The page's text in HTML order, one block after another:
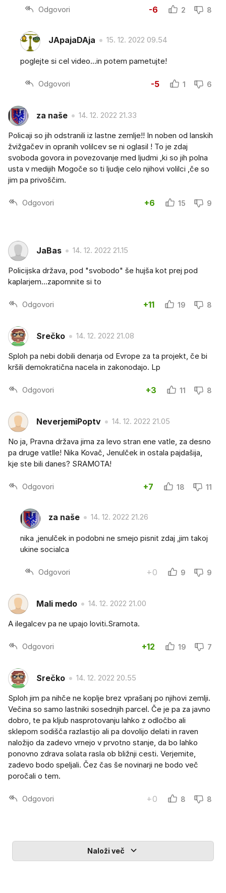
Odgovori -6 2 8
JApajaDAja 15. 12. 2022 09.54
poglejte si cel video...in potem pametujte!
Odgovori -5 1 6
za naše 14. 12. 2022 21.33
Policaji so jih odstranili iz lastne zemlje!! In noben od lanskih
žvižgačev in opranih volilcev se ni oglasil ! To je zdaj
svoboda govora in povezovanje med ljudmi ,ki so jih polna
usta v medijih Mogoče so ti ljudje celo njihovi volilci ,če so
jim pa privoščim.
Odgovori +6 15 9
JaBas 14. 12. 2022 21.15
Policijska država, pod "svobodo" še hujša kot prej pod
kaplarjem...zapomnite si to
Odgovori +11 19 8
Srečko 14. 12. 2022 21.08
Sploh pa nebi dobili denarja od Evrope za ta projekt, če bi
kršili demokratična nacela in zakonodajo. Lp
Odgovori +3 11 8
NeverjemiPoptv 14. 12. 2022 21.05
No ja, Pravna država jima za levo stran ene vatle, za desno
pa druge vatlle! Nika Kovač, Jenulček in ostala pajdašija,
kje ste bili danes? SRAMOTA!
Odgovori +7 18 11
za naše 14. 12. 2022 21.26
nika ,jenulček in podobni ne smejo pisnit zdaj ,jim takoj
ukine socialca
Odgovori +0 9 9
Mali medo 14. 12. 2022 21.00
A ilegalcev pa ne upajo loviti.Sramota.
Odgovori +12 19 7
Srečko 14. 12. 2022 20.55
Sploh jim pa nihče ne koplje brez vprašanj po njihovi zemlji.
Večina so samo lastniki sosednjih parcel. Če je pa za javno
dobro, te pa kljub nasprotovanju lahko z odločbo ali
sklepom sodišča razlastijo ali pa dovolijo delati in raven
naložijo da zadevo vrnejo v prvotno stanje, da bo lahko
ponovno zdrava solata rasla ob bližnji cesti. Verjemite,
zadevo bodo speljali. Čez čas še novinarji ne bodo več
poročali o tem.
Odgovori +0 8 8
Naloži več